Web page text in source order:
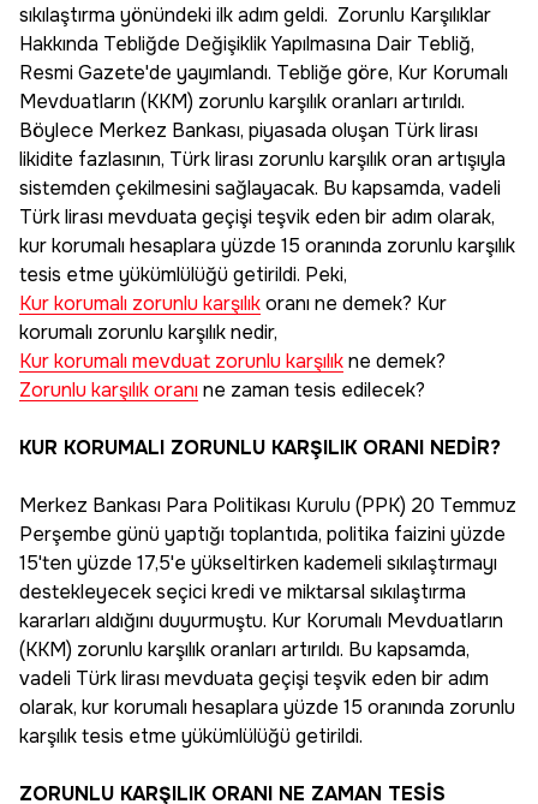
sıkılaştırma yönündeki ilk adım geldi. Zorunlu Karşılıklar
Hakkında Tebliğde Değişiklik Yapılmasına Dair Tebliğ,
Resmi Gazete'de yayımlandı. Tebliğe göre, Kur Korumalı
Mevduatların (KKM) zorunlu karşılık oranları artırıldı.
Böylece Merkez Bankası, piyasada oluşan Türk lirası
likidite fazlasının, Türk lirası zorunlu karşılık oran artışıyla
sistemden çekilmesini sağlayacak. Bu kapsamda, vadeli
Türk lirası mevduata geçişi teşvik eden bir adım olarak,
kur korumalı hesaplara yüzde 15 oranında zorunlu karşılık
tesis etme yükümlülüğü getirildi. Peki,
Kur korumalı zorunlu karşılıkoranı ne demek? Kur
korumalı zorunlu karşılık nedir,
Kur korumalı mevduat zorunlu karşılıkne demek?
Zorunlu karşılık oranıne zaman tesis edilecek?
KUR KORUMALI ZORUNLU KARŞILIK ORANI NEDİR?
Merkez Bankası Para Politikası Kurulu (PPK) 20 Temmuz
Perşembe günü yaptığı toplantıda, politika faizini yüzde
15'ten yüzde 17,5'e yükseltirken kademeli sıkılaştırmayı
destekleyecek seçici kredi ve miktarsal sıkılaştırma
kararları aldığını duyurmuştu. Kur Korumalı Mevduatların
(KKM) zorunlu karşılık oranları artırıldı. Bu kapsamda,
vadeli Türk lirası mevduata geçişi teşvik eden bir adım
olarak, kur korumalı hesaplara yüzde 15 oranında zorunlu
karşılık tesis etme yükümlülüğü getirildi.
ZORUNLU KARŞILIK ORANI NE ZAMAN TESİS